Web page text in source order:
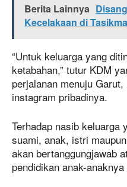
Berita Lainnya
Kecelakaan di
“Untuk keluarga yang
ketabahan,” tutur KDM
perjalanan menuju
instagram pribadinya.
Terhadap nasib keluarga
suami, anak, istri
akan bertanggungjawab
pendidikan anak-